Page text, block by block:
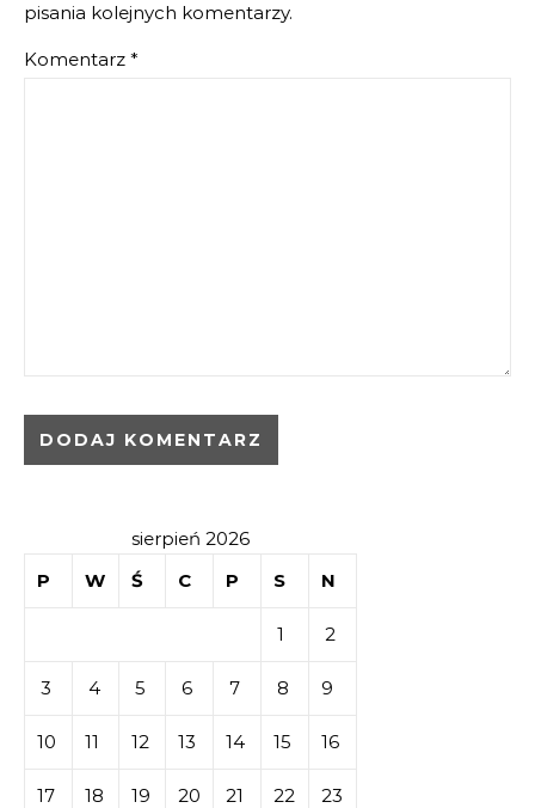
pisania kolejnych komentarzy.
Komentarz *
sierpień 2026
P
W Ś C P S N
1 2
3 4 5 6 7 8 9
10 11 12 13 14 15 16
17 18 19 20 21 22 23